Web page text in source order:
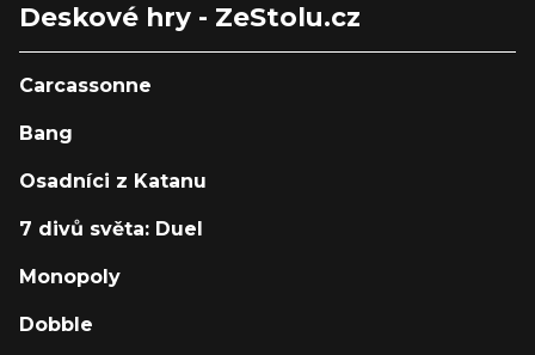
Deskové hry - ZeStolu.cz
Carcassonne
Bang
Osadníci z Katanu
7 divů světa: Duel
Monopoly
Dobble